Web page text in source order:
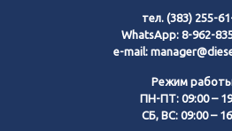
тел. (383) 255-
WhatsApp: 8-962-
e-mail:
Режим
ПН-ПТ: 09:00 –
СБ, ВС: 09:00 –